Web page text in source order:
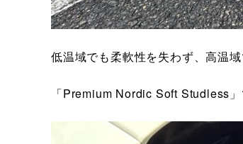
低温域でも柔軟性を失わず、高温
「Premium Nordic Soft Studless」